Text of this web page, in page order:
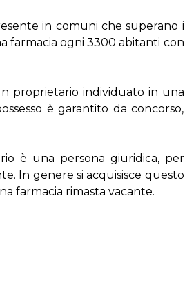
in comuni che superano i
farmacia ogni 3300 abitanti con
proprietario individuato in una
è garantito da concorso,
è una persona giuridica, per
In genere si acquisisce questo
farmacia rimasta vacante.